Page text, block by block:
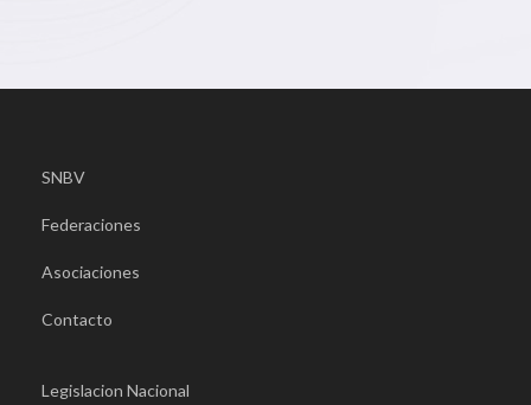
SNBV
Federaciones
Asociaciones
Contacto
Legislacion Nacional